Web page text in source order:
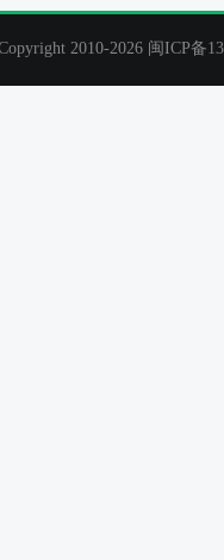
2010-2026 闽ICP备